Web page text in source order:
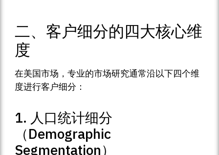
二、客户细分的四大核心维
度
在美国市场，专业的市场研究通常沿以下四个维
度进行客户细分：
1. 人口统计细分
（Demographic
Segmentation）